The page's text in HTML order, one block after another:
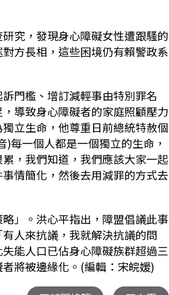
究，發現身心障礙女性遭跟騷的
方長相，這些困境仍有賴警政系
門檻、增訂減輕事由特別罪名
導致身心障礙者的家庭照顧壓力
立生命，他尊重日前總統特赦個
)每一個人都是一個獨立的生命，
，我們知道，我們應該大家一起
情簡化，然後去用減罪的方式去
」。洪心平指出，障盟倡議此事
人來抗議，我就解決抗議的問
能人口已佔身心障礙族群超過三
將被邊緣化。(編輯：宋皖媛)